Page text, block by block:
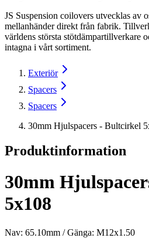
JS Suspension coilovers utvecklas av
mellanhänder direkt från fabrik.
världens största stötdämpartillverkare
intagna i vårt sortiment.
Exteriör
Spacers
Spacers
30mm Hjulspacers - Bultcirkel
Produktinformation
30mm
5x108
Nav: 65.10mm / Gänga: M12x1.50